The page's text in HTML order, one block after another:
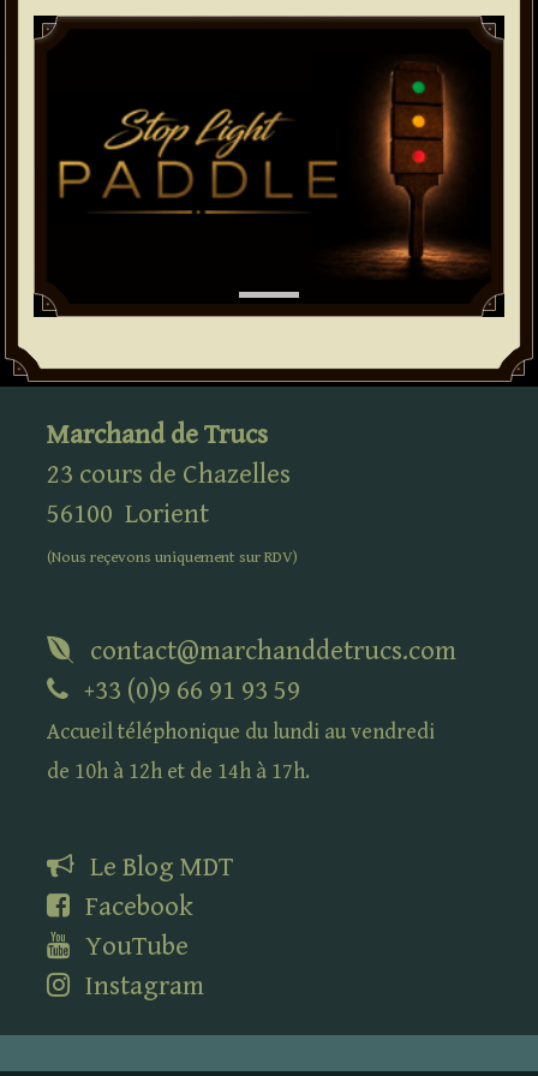
Paddle
Marchand de Trucs
23 cours de Chazelles
56100 Lorient
(Nous reçevons uniquement surRDV)
contact@marchanddetrucs.com
+33 (0)9 66 91 93 59
Accueil téléphonique du lundi au vendredi
de 10h à 12h et de 14h à 17h.
Le Blog MDT
Facebook
YouTube
Instagram